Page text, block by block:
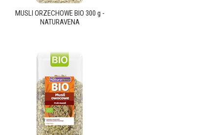
MUSLI ORZECHOWE BIO 300 g -
NATURAVENA